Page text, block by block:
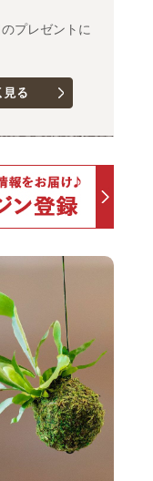
プレゼントに